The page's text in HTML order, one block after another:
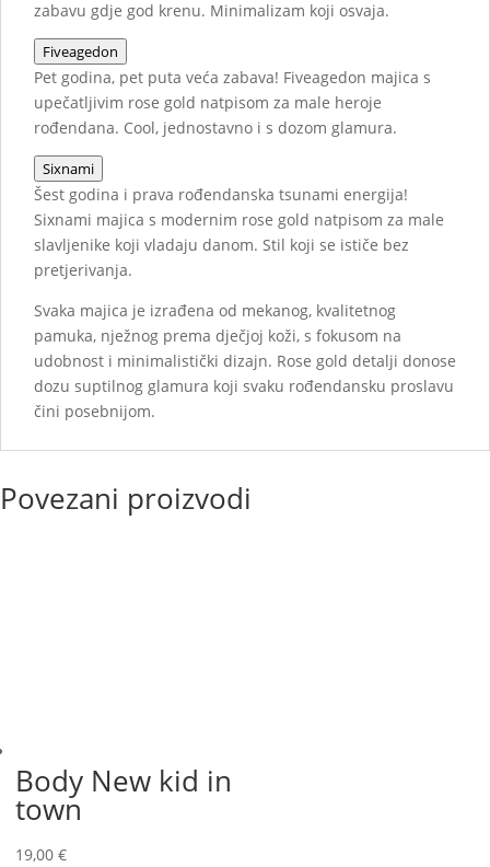
zabavu gdje god krenu. Minimalizam koji osvaja.
Fiveagedon
Pet godina, pet puta veća zabava! Fiveagedon majica s
upečatljivim rose gold natpisom za male heroje
rođendana. Cool, jednostavno i s dozom glamura.
Sixnami
Šest godina i prava rođendanska tsunami energija!
Sixnami majica s modernim rose gold natpisom za male
slavljenike koji vladaju danom. Stil koji se ističe bez
pretjerivanja.
Svaka majica je izrađena od mekanog, kvalitetnog
pamuka, nježnog prema dječjoj koži, s fokusom na
udobnost i minimalistički dizajn. Rose gold detalji donose
dozu suptilnog glamura koji svaku rođendansku proslavu
čini posebnijom.
Povezani proizvodi
Body New kid in
town
19,00 €